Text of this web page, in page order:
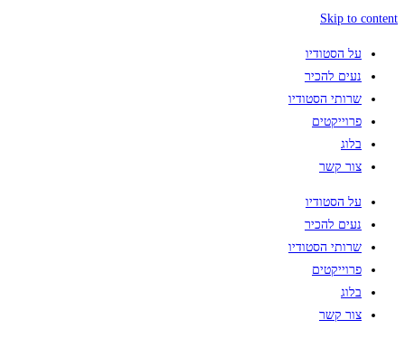
Skip to content
על הסטודיו
נעים להכיר
שרותי הסטודיו
פרוייקטים
בלוג
צור קשר
על הסטודיו
נעים להכיר
שרותי הסטודיו
פרוייקטים
בלוג
צור קשר